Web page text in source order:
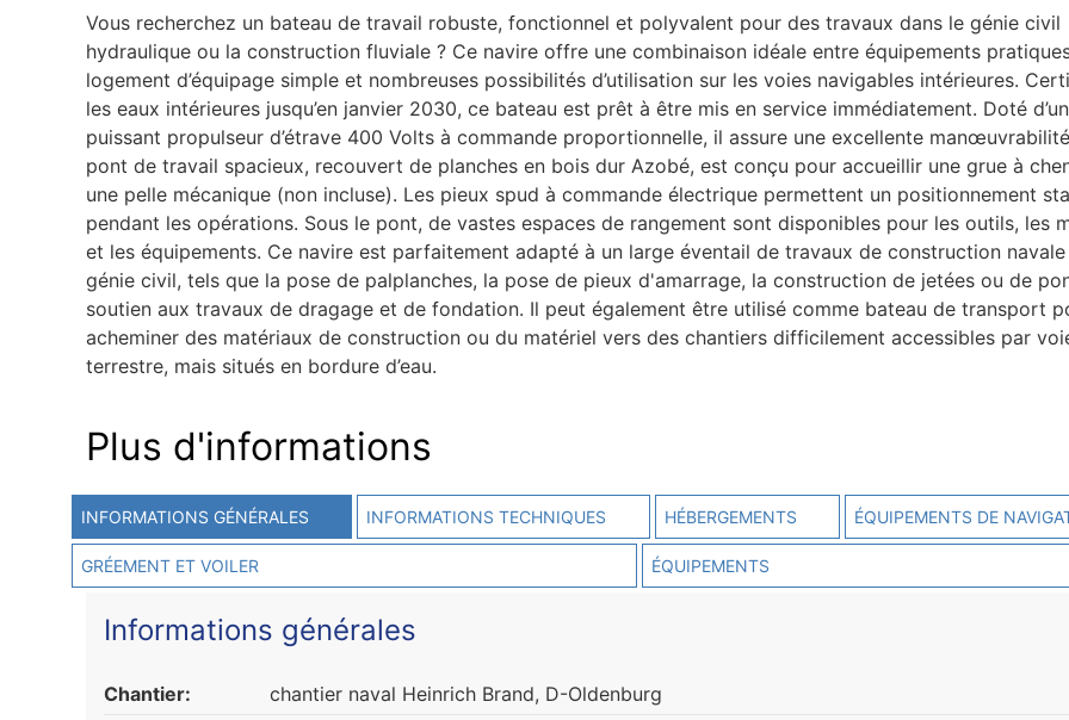
Vous recherchez un bateau de travail robuste, fonctionnel et polyvalent pour des travaux dans le génie civil
hydraulique ou la construction fluviale ? Ce navire offre une combinaison idéale entre équipements
logement d’équipage simple et nombreuses possibilités d’utilisation sur les voies navigables intérieures.
les eaux intérieures jusqu’en janvier 2030, ce bateau est prêt à être mis en service immédiatement. Doté d’un
puissant propulseur d’étrave 400 Volts à commande proportionnelle, il assure une excellente
pont de travail spacieux, recouvert de planches en bois dur Azobé, est conçu pour accueillir une grue à
une pelle mécanique (non incluse). Les pieux spud à commande électrique permettent un positionnement
pendant les opérations. Sous le pont, de vastes espaces de rangement sont disponibles pour les outils, les
et les équipements. Ce navire est parfaitement adapté à un large éventail de travaux de construction
génie civil, tels que la pose de palplanches, la pose de pieux d'amarrage, la construction de jetées ou de
soutien aux travaux de dragage et de fondation. Il peut également être utilisé comme bateau de transport
acheminer des matériaux de construction ou du matériel vers des chantiers difficilement accessibles par
terrestre, mais situés en bordure d’eau.
Plus d'informations
INFORMATIONS GÉNÉRALES INFORMATIONS TECHNIQUES HÉBERGEMENTS ÉQUIPEMENTS DE
GRÉEMENT ET VOILER ÉQUIPEMENTS
Informations générales
Chantier:
chantier naval Heinrich Brand, D-Oldenburg